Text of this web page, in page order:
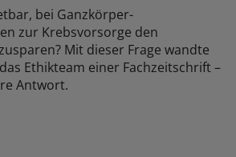
bei Ganzkörper-
zur Krebsvorsorge den
Mit dieser Frage wandte
Ethikteam einer Fachzeitschrift –
Antwort.